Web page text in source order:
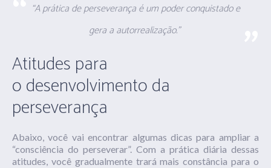
“A prática de perseverança é um poder conquistado e
gera a autorrealização.”
Atitudes para
o desenvolvimento da
perseverança
Abaixo, você vai encontrar algumas dicas para ampliar a
“consciência do perseverar”. Com a prática diária dessas
atitudes, você gradualmente trará mais constância para o